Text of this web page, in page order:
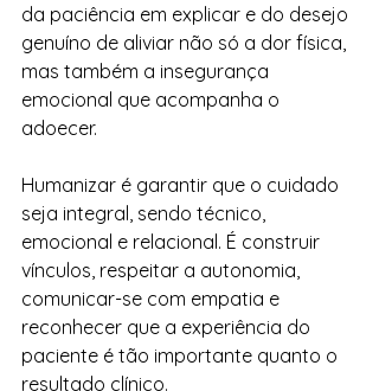
da paciência em explicar e do desejo
genuíno de aliviar não só a dor física,
mas também a insegurança
emocional que acompanha o
adoecer.
Humanizar é garantir que o cuidado
seja integral, sendo técnico,
emocional e relacional. É construir
vínculos, respeitar a autonomia,
comunicar-se com empatia e
reconhecer que a experiência do
paciente é tão importante quanto o
resultado clínico.